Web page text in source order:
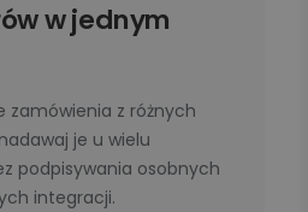
w jednym
zamówienia z różnych
je u wielu
podpisywania osobnych
integracji.